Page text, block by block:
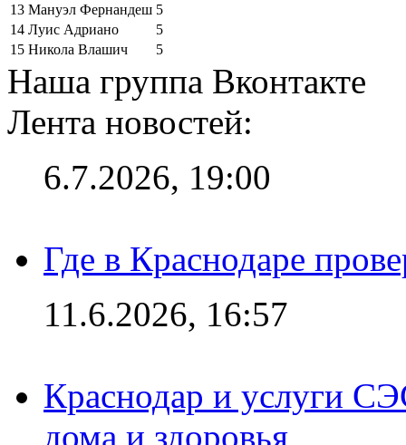
13 Мануэл Фернандеш 5
14 Луис Адриано
5
15 Никола Влашич 5
Наша группа Вконтакте
Лента новостей:
6.7.2026, 19:00
Где в Краснодаре
11.6.2026, 16:57
Краснодар и услуги
дома и здоровья